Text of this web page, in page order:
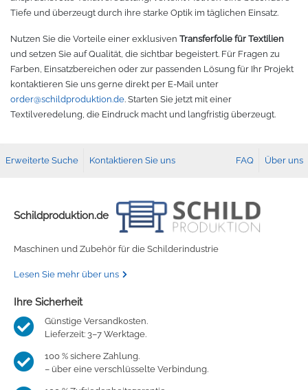
Tiefe und überzeugt durch ihre starke Optik im täglichen Einsatz.
Nutzen Sie die Vorteile einer exklusiven Transferfolie für Textilien
und setzen Sie auf Qualität, die sichtbar begeistert. Für Fragen zu
Farben, Einsatzbereichen oder zur passenden Lösung für Ihr Projekt
kontaktieren Sie uns gerne direkt per E-Mail unter
order@schildproduktion.de. Starten Sie jetzt mit einer
Textilveredelung, die Eindruck macht und langfristig überzeugt.
Erweiterte Suche Kontaktieren Sie uns FAQ Über uns
Schildproduktion.de
Maschinen und Zubehör für die Schilderindustrie
Lesen Sie mehr über uns
Ihre Sicherheit
Günstige Versandkosten.
Lieferzeit: 3–7 Werktage.
100 % sichere Zahlung.
– über eine verschlüsselte Verbindung.